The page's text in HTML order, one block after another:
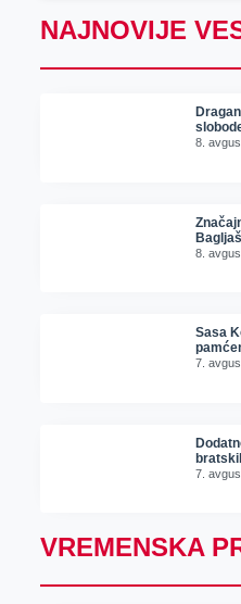
NAJNOVIJE
8.
8.
Sasa
7.
7.
VREMENSKA